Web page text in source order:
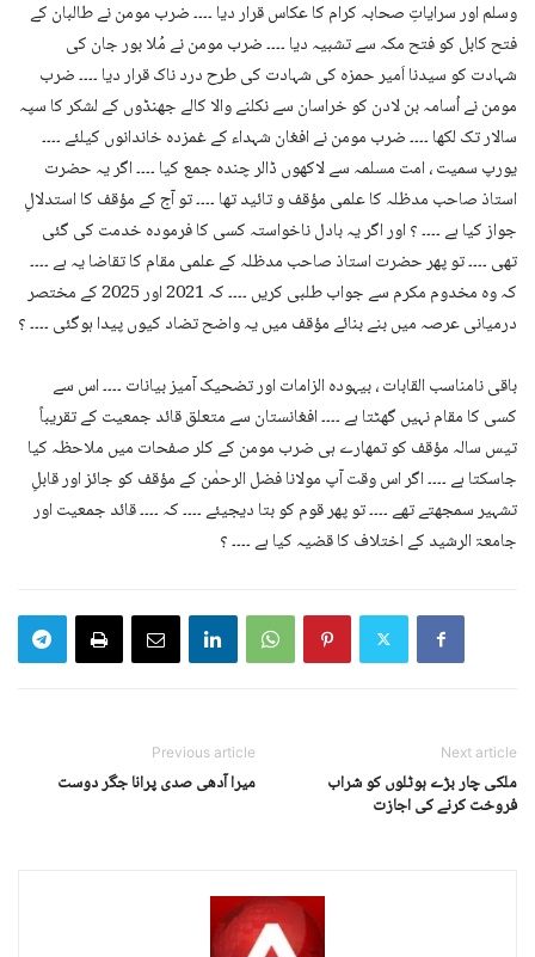
وسلم اور سرایاتِ صحابہ کرام کا عکاس قرار دیا ۔۔۔۔ ضرب مومن نے طالبان کے
فتح کابل کو فتح مکہ سے تشبیہ دیا ۔۔۔۔ ضرب مومن نے مُلا بور جان کی
شہادت کو سیدنا اَمیر حمزہ کی شہادت کی طرح درد ناک قرار دیا ۔۔۔۔ ضرب
مومن نے اُسامہ بن لادن کو خراسان سے نکلنے والا کالے جھنڈوں کے لشکر کا سپہ
سالار تک لکھا ۔۔۔۔ ضرب مومن نے افغان شہداء کے غمزدہ خاندانوں کیلئے ۔۔۔۔
یورپ سمیت ، امت مسلمہ سے لاکھوں ڈالر چندہ جمع کیا ۔۔۔۔ اگر یہ حضرت
استاذ صاحب مدظلہ کا علمی مؤقف و تائید تھا ۔۔۔۔ تو آج کے مؤقف کا استدلالِ
جواز کیا ہے ۔۔۔۔ ؟ اور اگر یہ بادل ناخواستہ کسی کا فرمودہ خدمت کی گئی
تھی ۔۔۔۔ تو پھر حضرت استاذ صاحب مدظلہ کے علمی مقام کا تقاضا یہ ہے ۔۔۔۔
کہ وہ مخدوم مکرم سے جواب طلبی کریں ۔۔۔۔ کہ 2021 اور 2025 کے مختصر
درمیانی عرصہ میں بنے بنائے مؤقف میں یہ واضح تضاد کیوں پیدا ہوگئی ۔۔۔۔ ؟
باقی نامناسب القابات ، بیہودہ الزامات اور تضحیک آمیز بیانات ۔۔۔۔ اس سے
کسی کا مقام نہیں گھٹتا ہے ۔۔۔۔ افغانستان سے متعلق قائد جمعیت کے تقریباً
تیس سالہ مؤقف کو تمھارے ہی ضرب مومن کے کلر صفحات میں ملاحظہ کیا
جاسکتا ہے ۔۔۔۔ اگر اس وقت آپ مولانا فضل الرحمٰن کے مؤقف کو جائز اور قابلِ
تشہیر سمجھتے تھے ۔۔۔۔ تو پھر قوم کو بتا دیجیئے ۔۔۔۔ کہ ۔۔۔۔ قائد جمعیت اور
جامعۃ الرشید کے اختلاف کا قضیہ کیا ہے ۔۔۔۔ ؟
Previous article
میرا آدھی صدی پرانا جگر دوست
Next article
ملکی چار بڑے ہوٹلوں کو شراب
فروخت کرنے کی اجازت